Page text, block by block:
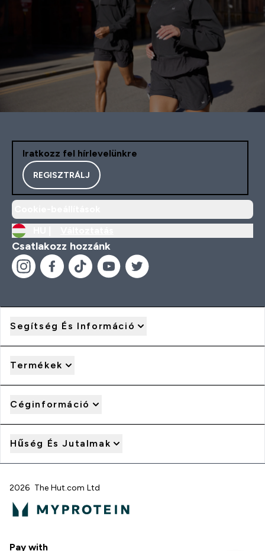
Iratkozz fel hírlevelünkre
REGISZTRÁLJ
Csatlakozz hozzánk
Segítség És Információ
Termékek
Céginformáció
Hűség És Jutalmak
2026 The Hut.com Ltd
Pay with